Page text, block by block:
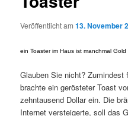
Veröffentlicht am13. November
ein Toaster im Haus ist manchmal Gold
Glauben Sie nicht? Zumindest
brachte ein gerösteter Toast
zehntausend Dollar ein. Die
Internet versteigerte, soll das